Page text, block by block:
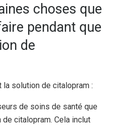
choses que
pendant que
de
solution de citalopram :
de soins de santé que
citalopram. Cela inclut